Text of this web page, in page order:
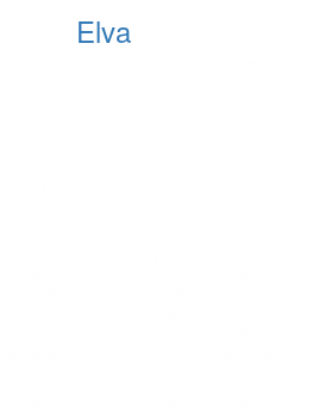
Elva